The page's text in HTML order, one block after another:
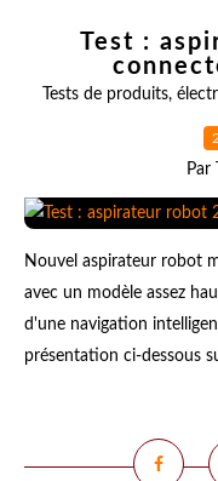
Test :
Tests de produits,
Par
Nouvel aspirateur robot
avec un modèle assez
d'une navigation
présentation ci-dessous